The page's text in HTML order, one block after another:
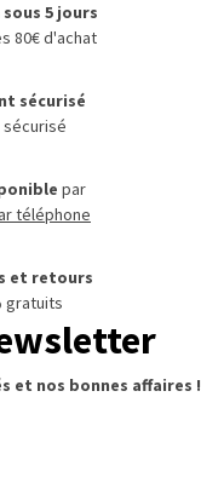
5 jours
80€ d'achat
sécurisé
sécurisé
par
téléphone
et retours
gratuits
et nos bonnes affaires !